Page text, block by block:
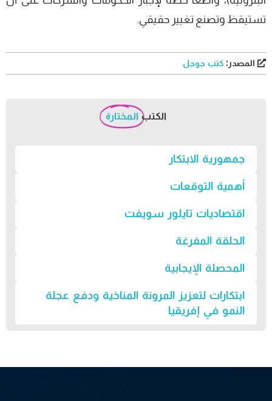
تستيقظ وتصنع تغيير حقيقي.
المصدر: كتب جوجل
الكتب المختارة
جمهورية الابتكار
أهمية التوقعات
اقتصاديات تايلور سويفت
الحلقة المفرغة
المحصلة الإيجابية
ابتكارات لتعزيز المرونة المناخية ودفع عجلة
النمو في إفريقيا